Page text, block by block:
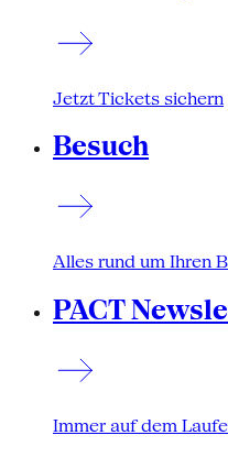
Jetzt Tickets sichern
Besuch
Alles rund um Ihren
PACT
Immer auf dem